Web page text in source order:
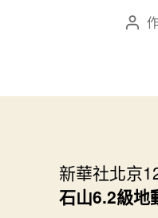
文
新華社北京
石山6.2級地